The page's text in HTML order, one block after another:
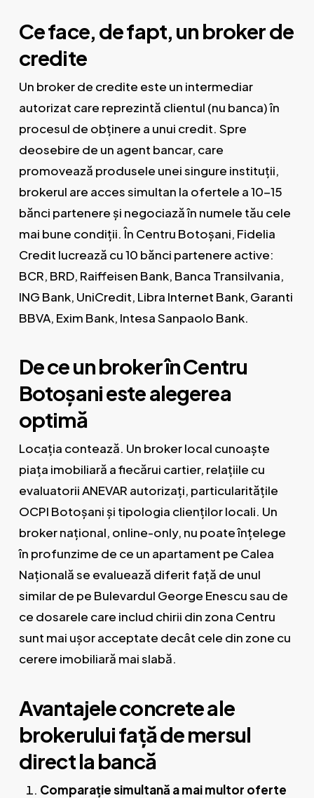
Ce face, de fapt, un broker de
credite
Un broker de credite este un intermediar
autorizat care reprezintă clientul (nu banca) în
procesul de obținere a unui credit. Spre
deosebire de un agent bancar, care
promovează produsele unei singure instituții,
brokerul are acces simultan la ofertele a 10-15
bănci partenere și negociază în numele tău cele
mai bune condiții. În Centru Botoșani, Fidelia
Credit lucrează cu 10 bănci partenere active:
BCR, BRD, Raiffeisen Bank, Banca Transilvania,
ING Bank, UniCredit, Libra Internet Bank, Garanti
BBVA, Exim Bank, Intesa Sanpaolo Bank.
De ce un broker în Centru
Botoșani este alegerea
optimă
Locația contează. Un broker local cunoaște
piața imobiliară a fiecărui cartier, relațiile cu
evaluatorii ANEVAR autorizați, particularitățile
OCPI Botoșani și tipologia clienților locali. Un
broker național, online-only, nu poate înțelege
în profunzime de ce un apartament pe Calea
Națională se evaluează diferit față de unul
similar de pe Bulevardul George Enescu sau de
ce dosarele care includ chirii din zona Centru
sunt mai ușor acceptate decât cele din zone cu
cerere imobiliară mai slabă.
Avantajele concrete ale
brokerului față de mersul
direct la bancă
Comparație simultană a mai multor oferte